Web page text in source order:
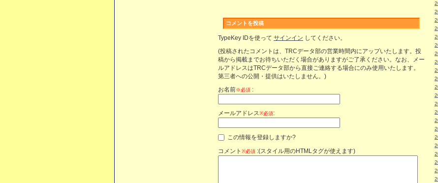
コメントを投稿
TypeKey IDを使って サインイン してください。
(投稿されたコメントは、TRCデータ部の営業時間内にアップいたします。投
稿から掲載までお待ちいただく場合がありますがご了承ください。なお、メー
ルアドレスはTRCデータ部から直接ご連絡する場合にのみ使用いたします。
第三者への公開・提供はいたしません。)
お名前※必須 :
メールアドレス※必須:
この情報を登録しますか?
コメント ※必須 :(スタイル用のHTMLタグが使えます)